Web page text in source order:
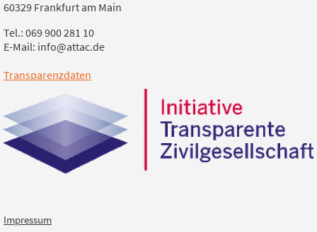
60329 Frankfurt am Main
Tel.: 069 900 281 10
E-Mail: info@attac.de
Transparenzdaten
Impressum